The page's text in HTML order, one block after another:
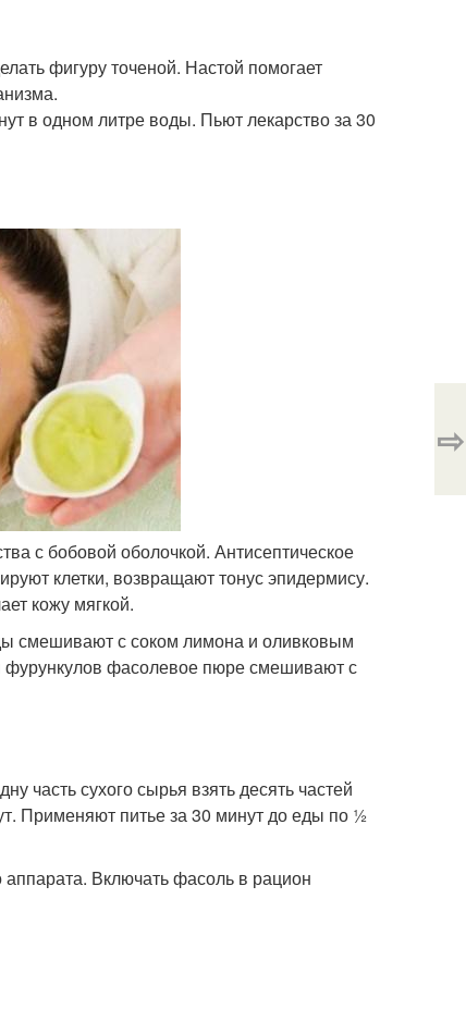
фигуру точеной. Настой помогает
в одном литре воды. Пьют лекарство за 30
с бобовой оболочкой. Антисептическое
клетки, возвращают тонус эпидермису.
кожу мягкой.
смешивают с соком лимона и оливковым
фасолевое пюре смешивают с
часть сухого сырья взять десять частей
Применяют питье за 30 минут до еды по ½
Включать фасоль в рацион
⇨